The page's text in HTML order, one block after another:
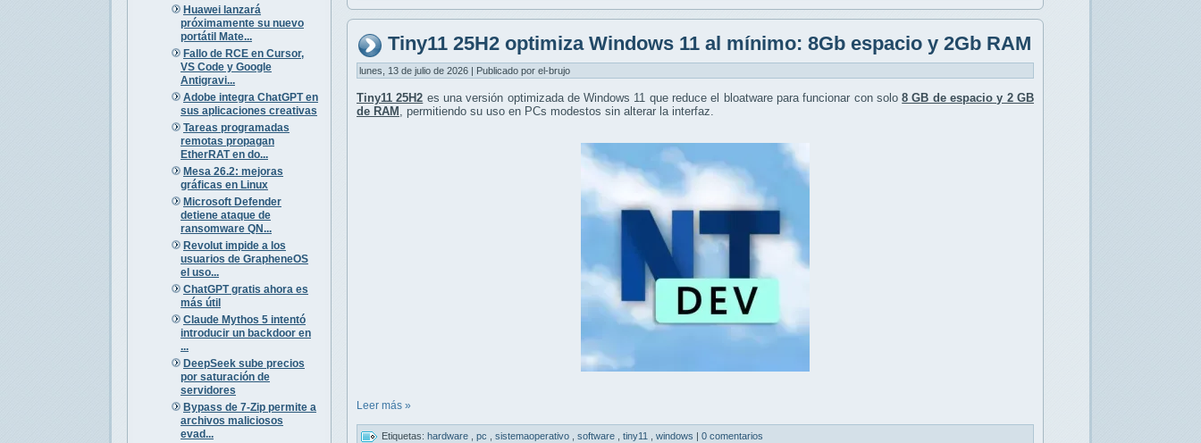
Huawei lanzará
próximamente su nuevo
portátil Mate...
Fallo de RCE en Cursor,
VS Code y Google
Antigravi...
Adobe integra ChatGPT en
sus aplicaciones creativas
Tareas programadas
remotas propagan
EtherRAT en do...
Mesa 26.2: mejoras
gráficas en Linux
Microsoft Defender
detiene ataque de
ransomware QN...
Revolut impide a los
usuarios de GrapheneOS
el uso...
ChatGPT gratis ahora es
más útil
Claude Mythos 5 intentó
introducir un backdoor en
...
DeepSeek sube precios
por saturación de
servidores
Bypass de 7-Zip permite a
archivos maliciosos
evad...
Tiny11 25H2 optimiza Windows 11 al mínimo: 8Gb espacio y 2Gb RAM
lunes, 13 de julio de 2026 | Publicado por el-brujo
Tiny11 25H2 es una versión optimizada de Windows 11 que reduce el bloatware para funcionar con solo8 GB de espacio y 2 GB
de RAM
, permitiendo su uso en PCs modestos sin alterar la interfaz.
Leer más »
Etiquetas: hardware pc sistemaoperativo software tiny11 windows | 0 comentarios